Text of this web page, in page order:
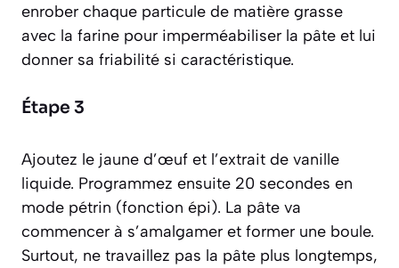
enrober chaque particule de matière grasse
avec la farine pour imperméabiliser la pâte et lui
donner sa friabilité si caractéristique.
Étape 3
Ajoutez le jaune d’œuf et l’extrait de vanille
liquide. Programmez ensuite 20 secondes en
mode pétrin (fonction épi). La pâte va
commencer à s’amalgamer et former une boule.
Surtout, ne travaillez pas la pâte plus longtemps,